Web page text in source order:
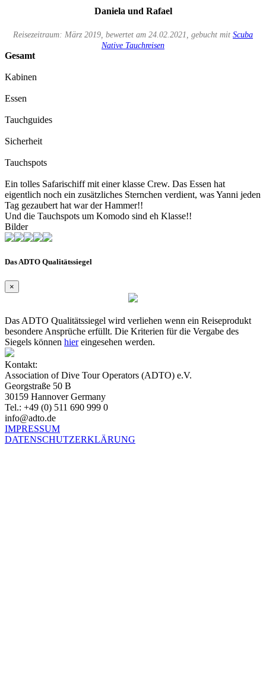
Daniela und Rafael
Reisezeitraum: März 2019, bewertet am 24.02.2021, gebucht mit Scuba
Native Tauchreisen
Gesamt
Kabinen
Essen
Tauchguides
Sicherheit
Tauchspots
Ein tolles Safarischiff mit einer klasse Crew. Das Essen hat
eigentlich noch ein zusätzliches Sternchen verdient, was Yanni jeden
Tag gezaubert hat war der Hammer!!
Und die Tauchspots um Komodo sind eh Klasse!!
Bilder
Das ADTO Qualitätssiegel
×
Das ADTO Qualitätssiegel wird verliehen wenn ein Reiseprodukt
besondere Ansprüche erfüllt. Die Kriterien für die Vergabe des
Siegels können hiereingesehen werden.
Kontakt:
Association of Dive Tour Operators (ADTO) e.V.
Georgstraße 50 B
30159 Hannover Germany
Tel.: +49 (0) 511 690 999 0
info@adto.de
IMPRESSUM
DATENSCHUTZERKLÄRUNG